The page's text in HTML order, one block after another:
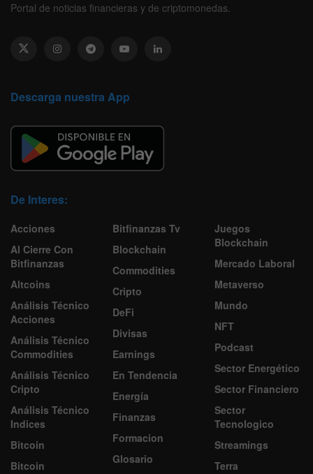
Portal de noticias financieras y de criptomonedas.
Descarga nuestra App
De Interes:
Acciones
Al Cierre Con
Bitfinanzas
Altcoins
Análisis Técnico
Acciones
Análisis Técnico
Commodities
Análisis Técnico
Cripto
Análisis Técnico
Indices
Bitcoin
Bitcoin
Bitfinanzas Tv
Blockchain
Commodities
Cripto
DeFi
Divisas
Earnings
En Tendencia
Energía
Finanzas
Formacion
Glosario
Juegos
Blockchain
Mercado Laboral
Metaverso
Mundo
NFT
Podcast
Sector Energético
Sector Financiero
Sector
Tecnologico
Streamings
Terra